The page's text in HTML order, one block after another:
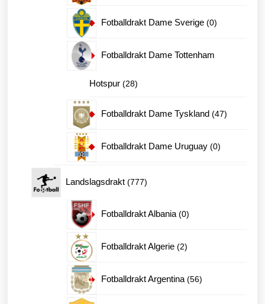
Fotballdrakt Dame Sverige 00
Fotballdrakt Dame Tottenham
Hotspur 2828
Fotballdrakt Dame Tyskland 4747
Fotballdrakt Dame Uruguay 00
Landslagsdrakt 777777
Fotballdrakt Albania 00
Fotballdrakt Algerie 22
Fotballdrakt Argentina 5656